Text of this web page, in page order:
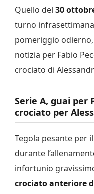
Quello del 30
turno
pomeriggio
notizia per Fabio
crociato di
Serie A, guai per
crociato per
Tegola pesante per
durante
infortunio
crociato anteriore